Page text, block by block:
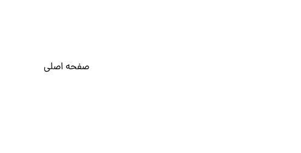
صفحه اصلی